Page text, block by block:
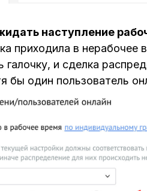
наступление
приходила в нерабочее
и сделка
бы один пользователь